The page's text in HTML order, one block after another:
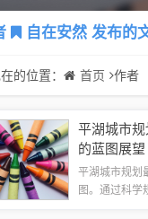
自在安然发布的
的位置： 首页 作者
平湖城市
的蓝图展望
平湖城市规划
图。通过科学